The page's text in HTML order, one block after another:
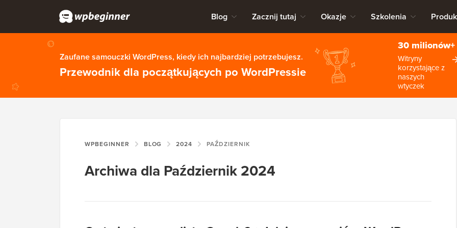
Blog Zacznij tutaj Okazje Szkolenia
Zaufane samouczki WordPress, kiedy ich najbardziej potrzebujesz.
Przewodnik dla początkujących po WordPressie
30 milionów+
Witryny
korzystające z
naszych
wtyczek
WPBEGINNER BLOG 2024 PAŹDZIERNIK
Archiwa dla Październik 2024